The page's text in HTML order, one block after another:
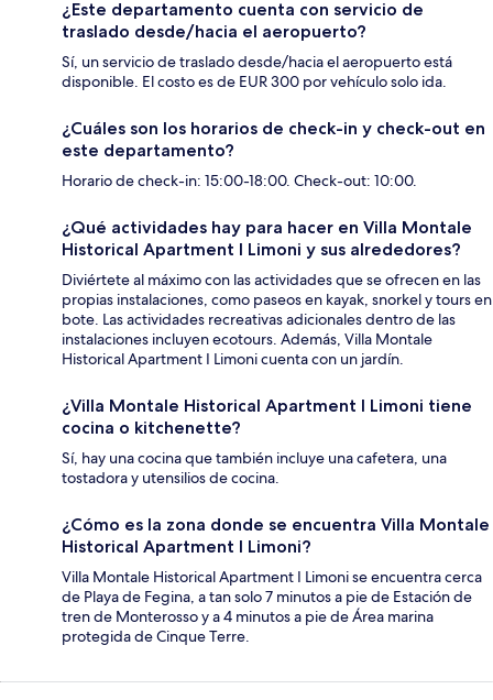
¿Este departamento cuenta con servicio de
traslado desde/hacia el aeropuerto?
Sí, un servicio de traslado desde/hacia el aeropuerto está
disponible. El costo es de EUR 300 por vehículo solo ida.
¿Cuáles son los horarios de check-in y check-out en
este departamento?
Horario de check-in: 15:00-18:00. Check-out: 10:00.
¿Qué actividades hay para hacer en Villa Montale
Historical Apartment I Limoni y sus alrededores?
Diviértete al máximo con las actividades que se ofrecen en las
propias instalaciones, como paseos en kayak, snorkel y tours en
bote. Las actividades recreativas adicionales dentro de las
instalaciones incluyen ecotours. Además, Villa Montale
Historical Apartment I Limoni cuenta con un jardín.
¿Villa Montale Historical Apartment I Limoni tiene
cocina o kitchenette?
Sí, hay una cocina que también incluye una cafetera, una
tostadora y utensilios de cocina.
¿Cómo es la zona donde se encuentra Villa Montale
Historical Apartment I Limoni?
Villa Montale Historical Apartment I Limoni se encuentra cerca
de Playa de Fegina, a tan solo 7 minutos a pie de Estación de
tren de Monterosso y a 4 minutos a pie de Área marina
protegida de Cinque Terre.